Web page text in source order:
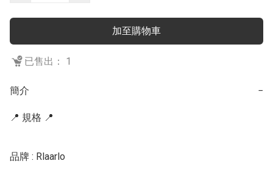
加至購物車
已售出： 1
簡介 −
📍 規格 📍
品牌 : Rlaarlo